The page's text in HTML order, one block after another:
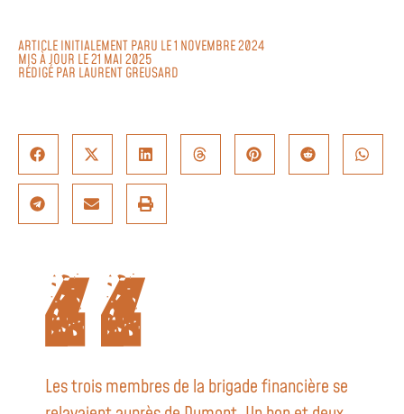
ARTICLE INITIALEMENT PARU LE 1 NOVEMBRE 2024
MIS À JOUR LE 21 MAI 2025
RÉDIGÉ PAR LAURENT GREUSARD
Les trois membres de la brigade financière se